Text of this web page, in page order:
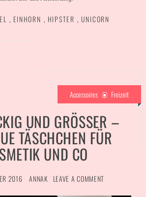
, EINHORN , HIPSTER , UNICORN
Accessoires Freizeit
UND GRÖSSER – D
TÄSCHCHEN FÜR K
UND CO
2016 ANNAK LEAVE A COMMENT